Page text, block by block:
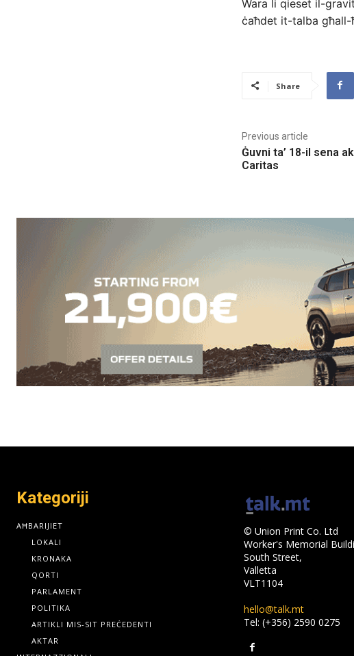
Wara li qieset il-
ċaħdet it-talba għall-
Share
Previous article
Ġuvni ta’ 18-il sena
Caritas
Kategoriji
AĦBARIJIET
LOKALI
KRONAKA
QORTI
PARLAMENT
POLITIKA
ARTIKLI MIS-SIT PREĊEDENTI
AKTAR
© Union Print Co. Ltd
Worker's Memorial
South Street,
Valletta
VLT1104
hello@talk.mt
Tel: (+356) 2590 0275